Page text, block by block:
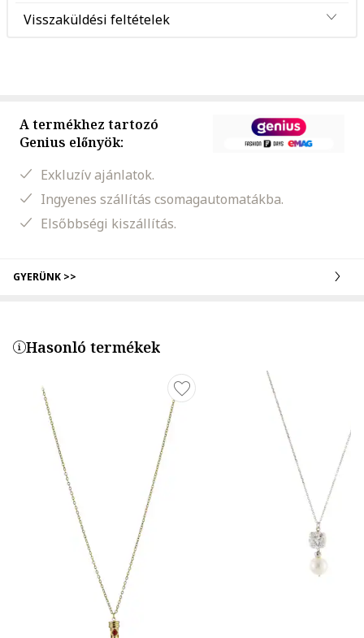
Visszaküldési feltételek
A termékhez tartozó
Genius előnyök:
Exkluzív ajánlatok.
Ingyenes szállítás csomagautomatákba.
Elsőbbségi kiszállítás.
GYERÜNK >>
Hasonló termékek